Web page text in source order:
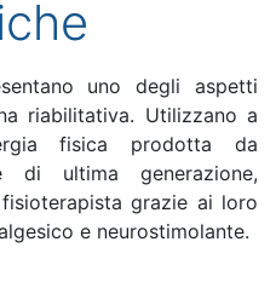
uno degli aspetti
riabilitativa. Utilizzano a
fisica prodotta da
di ultima generazione,
grazie ai loro
e neurostimolante.